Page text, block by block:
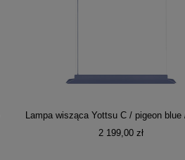
Lampa wisząca Yottsu C / pigeon blue
2 199,00 zł